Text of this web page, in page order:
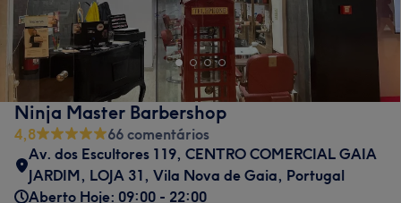
Ninja Master Barbershop
4,8
66 comentários
Av. dos Escultores 119, CENTRO COMERCIAL GAIA
JARDIM, LOJA 31, Vila Nova de Gaia, Portugal
Aberto Hoje: 09:00 - 22:00